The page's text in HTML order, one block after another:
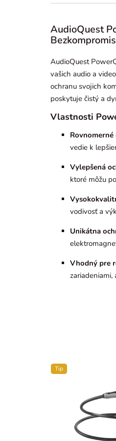
AudioQuest
AudioQuest
vašich audio a
ochranu svojich
poskytuje čistý a
Vlastnosti
Rovnomerné
vedie k
Vylepšená
ktoré môžu
vodivosť a
Unikátna
Vhodný pre
zariadeniami,
Tip